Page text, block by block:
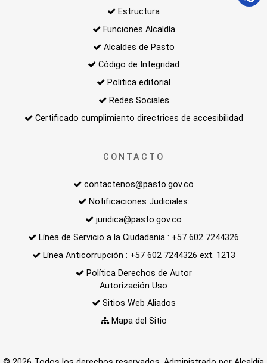
Estructura
Funciones Alcaldía
Alcaldes de Pasto
Código de Integridad
Politica editorial
Redes Sociales
Certificado cumplimiento directrices de accesibilidad
CONTACTO
contactenos@pasto.gov.co
Notificaciones Judiciales:
juridica@pasto.gov.co
Línea de Servicio a la Ciudadania : +57 602 7244326
Línea Anticorrupción : +57 602 7244326 ext. 1213
Política Derechos de Autor
Autorización Uso
Sitios Web Aliados
Mapa del Sitio